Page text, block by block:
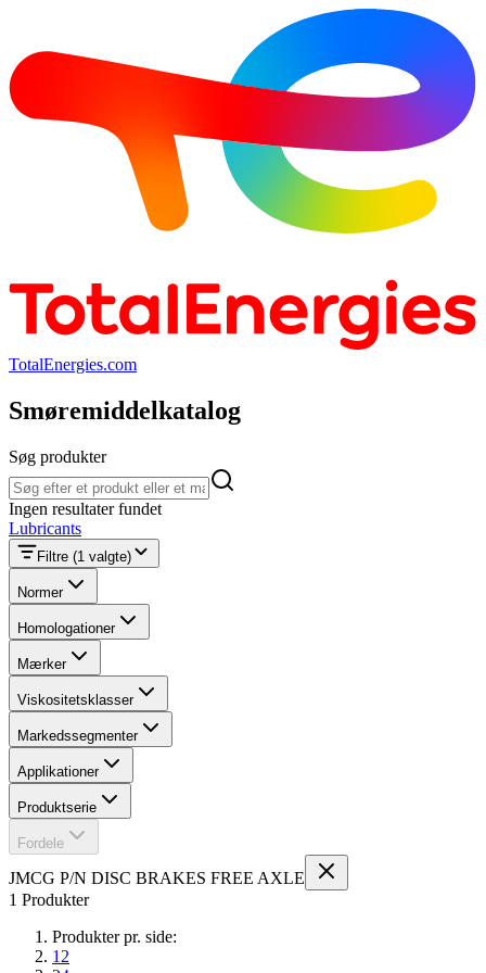
TotalEnergies.com
Smøremiddelkatalog
Søg produkter
Søg produkter
Ingen resultater fundet
Lubricants
Filtre (1 valgte)
Normer
Homologationer
Mærker
Viskositetsklasser
Markedssegmenter
Applikationer
Produktserie
Fordele
JMCG P/N DISC BRAKES FREE AXLE
1 Produkter
Produkter pr. side:
12